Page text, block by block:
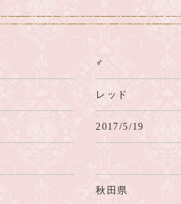
♂
レッド
2017/5/19
秋田県